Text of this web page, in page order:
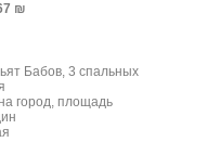
₪
Бабов, 3 спальных
город, площадь